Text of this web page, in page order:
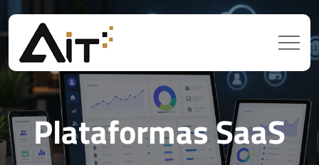
Plataformas SaaS